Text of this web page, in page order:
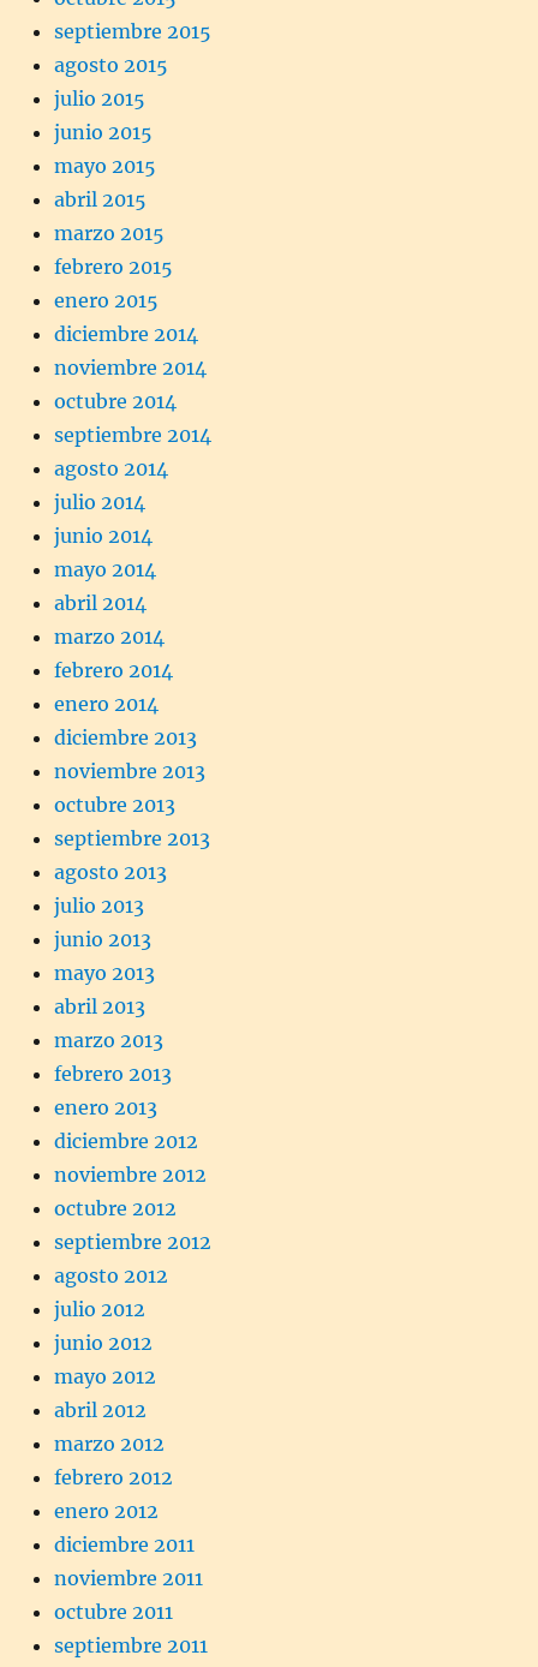
septiembre 2015
agosto 2015
julio 2015
junio 2015
mayo 2015
abril 2015
marzo 2015
febrero 2015
enero 2015
diciembre 2014
noviembre 2014
octubre 2014
septiembre 2014
agosto 2014
julio 2014
junio 2014
mayo 2014
abril 2014
marzo 2014
febrero 2014
enero 2014
diciembre 2013
noviembre 2013
octubre 2013
septiembre 2013
agosto 2013
julio 2013
junio 2013
mayo 2013
abril 2013
marzo 2013
febrero 2013
enero 2013
diciembre 2012
noviembre 2012
octubre 2012
septiembre 2012
agosto 2012
julio 2012
junio 2012
mayo 2012
abril 2012
marzo 2012
febrero 2012
enero 2012
diciembre 2011
noviembre 2011
octubre 2011
septiembre 2011